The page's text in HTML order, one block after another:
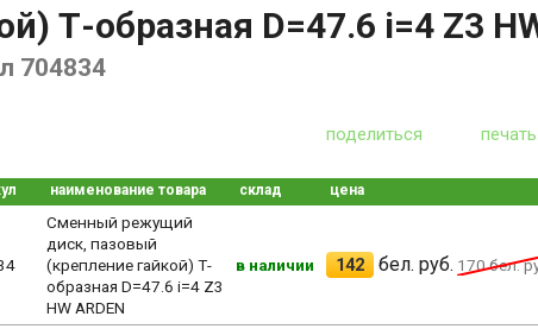
Т-образная D=47.6 i=4 Z3
704834
поделиться печать
наименование товара склад цена
Сменный режущий
диск, пазовый
(крепление гайкой) Т-
образная D=47.6 i=4 Z3
HW ARDEN
в наличии 142 бел. руб. 170бел.